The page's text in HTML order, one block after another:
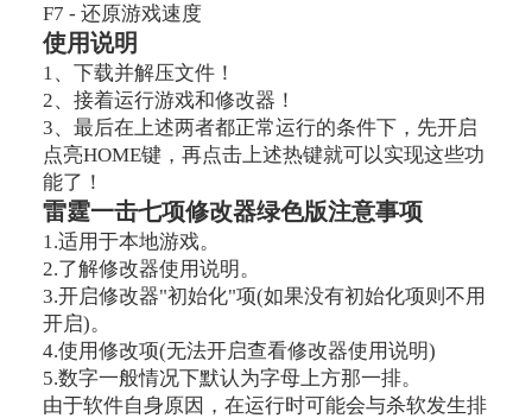
F7 - 还原游戏速度
使用说明
1、下载并解压文件！
2、接着运行游戏和修改器！
3、最后在上述两者都正常运行的条件下，先开启
点亮HOME键，再点击上述热键就可以实现这些功
能了！
雷霆一击七项修改器绿色版注意事项
1.适用于本地游戏。
2.了解修改器使用说明。
3.开启修改器"初始化"项(如果没有初始化项则不用
开启)。
4.使用修改项(无法开启查看修改器使用说明)
5.数字一般情况下默认为字母上方那一排。
由于软件自身原因，在运行时可能会与杀软发生排